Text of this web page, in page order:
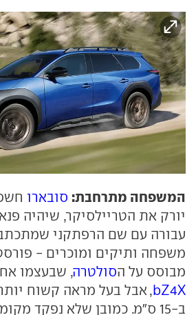
המשפחה מתרחבת: סובארו
יורק את הטריילסיקר, שיהיה
עבורה עם שם הרפתקני
משפחה ותיקים ומוכרים -
מבוסס על הסולטרה, שבעצמו
bZ4X, אבל בעל מראה קשוח
ב-15 ס"מ. כמובן שלא נפקד